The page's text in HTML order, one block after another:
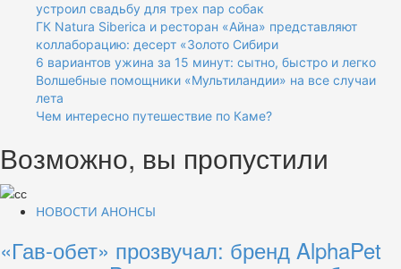
устроил свадьбу для трех пар собак
ГК Natura Siberica и ресторан «Айна» представляют
коллаборацию: десерт «Золото Сибири
6 вариантов ужина за 15 минут: сытно, быстро и легко
Волшебные помощники «Мультиландии» на все случаи
лета
Чем интересно путешествие по Каме?
Возможно, вы пропустили
НОВОСТИ АНОНСЫ
«Гав-обет» прозвучал: бренд AlphaPet